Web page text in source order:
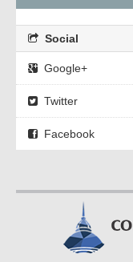
Social
Google+
Twitter
Facebook